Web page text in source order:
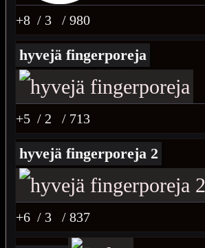
+8 / 3 / 980
hyvejä fingerporeja
+5 / 2 / 713
hyvejä fingerporeja 2
+6 / 3 / 837